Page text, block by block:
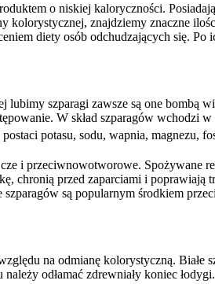
o niskiej kaloryczności.
kolorystycznej, znajdziemy znaczne
diety osób odchudzających się.
szparagi zawsze są one bombą
W skład szparagów
potasu, sodu, wapnia, magnezu,
i przeciwnowotworowe. Spożywane
chronią przed zaparciami i
szparagów są popularnym środkiem
na odmianę kolorystyczną. Białe
odłamać zdrewniały koniec